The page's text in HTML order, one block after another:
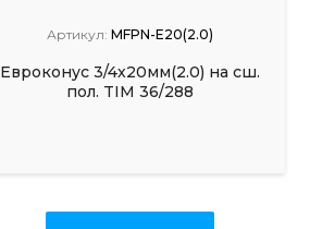
Артикул: MFPN-E20(2.0)
Евроконус 3/4х20мм(2.0) на сш.
пол. TIM 36/288